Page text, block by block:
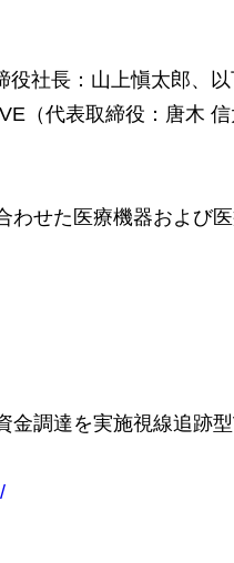
社長：山上愼太郎、
（代表取締役：唐木
せた医療機器および
金調達を実施視線追跡